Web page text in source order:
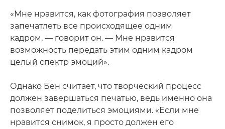
«Мне нравится, как фотография позволяет
запечатлеть все происходящее одним
кадром, — говорит он. — Мне нравится
возможность передать этим одним кадром
целый спектр эмоций».
Однако Бен считает, что творческий процесс
должен завершаться печатью, ведь именно она
позволяет поделиться эмоциями. «Если мне
нравится снимок, я просто должен его